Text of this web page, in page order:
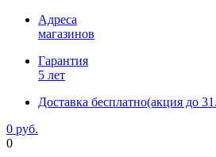
Адреса
магазинов
Гарантия
5 лет
Доставка бесплатно(акция до
0 руб.
0